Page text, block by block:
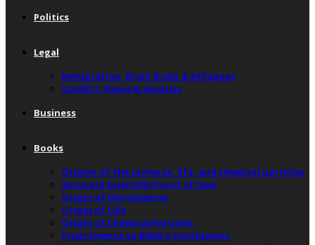
Politics
Legal
Immigration, Brain Drain & Refugees
Conflict, Peace & Security
Business
Books
Origins of the universe, life, and chemical particles
Accurate Scientific Proof of God
Origin of the Universe
Origin of Life
Origin of Chemical Particles
From Science to Bible’s Conclusions